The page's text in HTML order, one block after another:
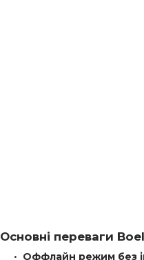
Основні переваги
Оффлайн режим без